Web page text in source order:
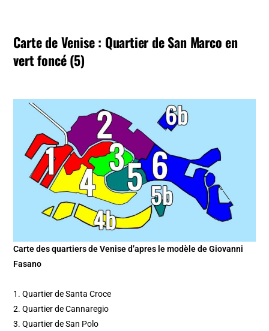
Carte de Venise : Quartier de San Marco en
vert foncé (5)
Carte des quartiers de Venise d’apres le modèle de Giovanni
Fasano
1. Quartier de Santa Croce
2. Quartier de Cannaregio
3. Quartier de San Polo